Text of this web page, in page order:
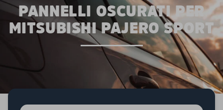
PANNELLI OSCURATI PER
MITSUBISHI PAJERO SPORT